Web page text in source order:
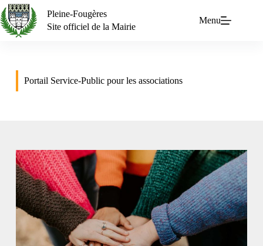
Pleine-Fougères
Site officiel de la Mairie
Menu
Portail Service-Public pour les associations